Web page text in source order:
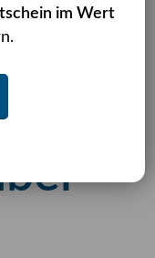
im Wert